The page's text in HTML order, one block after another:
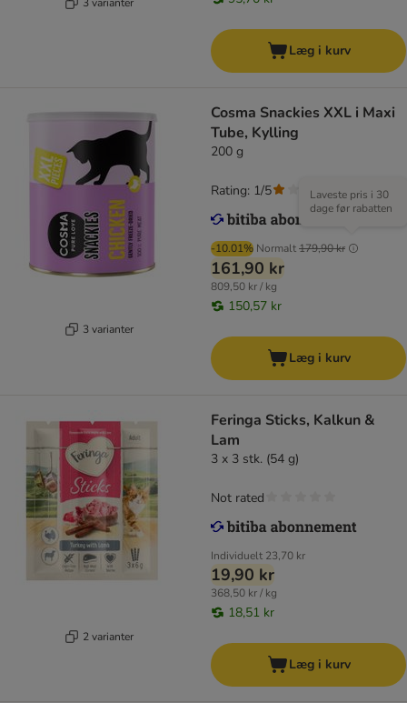
Læg i kurv
3 varianter
Cosma Snackies XXL i Maxi
Tube, Kylling
200 g
-10.01% Normalt179,90 kr
Laveste pris i 30
dage før rabatten
161,90 kr
809,50 kr / kg
150,57 kr
Rating: 1/5 ( 1)
Læg i kurv
2 varianter
Feringa Sticks, Kalkun &
Lam
3 x 3 stk. (54 g)
Individuelt 23,70 kr
19,90 kr
368,50 kr / kg
18,51 kr
Not rated
Læg i kurv